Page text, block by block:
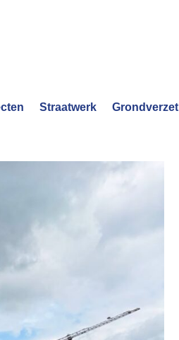
Straatwerk Grondverzet